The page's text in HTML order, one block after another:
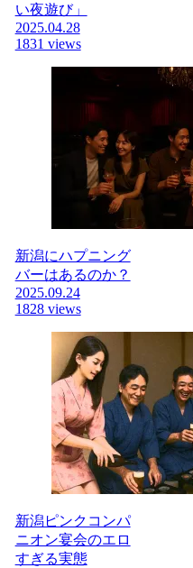
い夜遊び」
2025.04.28
1831 views
新潟にハプニング
バーはあるのか？
2025.09.24
1828 views
新潟ピンクコンパ
ニオン宴会のエロ
すぎる実態